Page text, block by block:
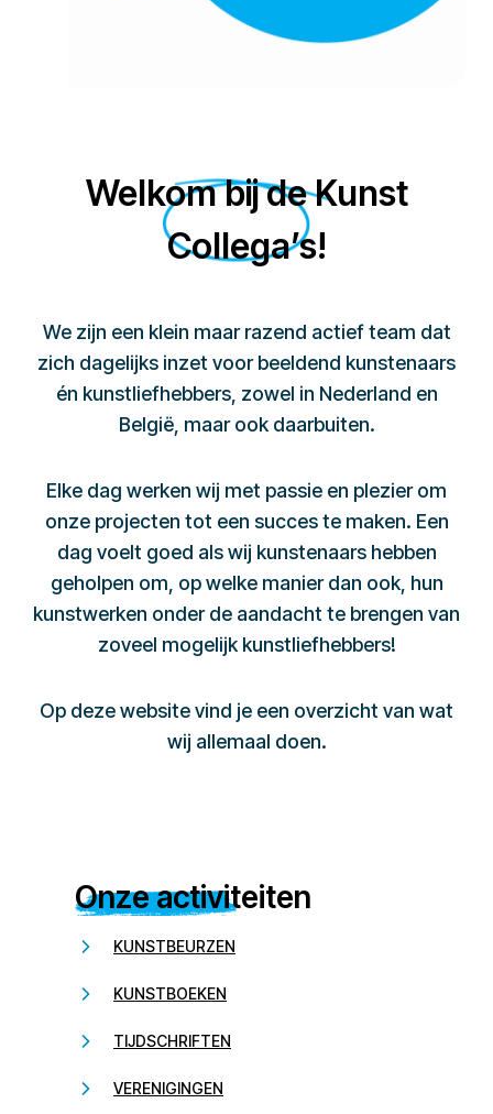
Welkom bij de Kunst
Collega’s!
We zijn een klein maar razend actief team dat
zich dagelijks inzet voor beeldend kunstenaars
én kunstliefhebbers, zowel in Nederland en
België, maar ook daarbuiten.
Elke dag werken wij met passie en plezier om
onze projecten tot een succes te maken. Een
dag voelt goed als wij kunstenaars hebben
geholpen om, op welke manier dan ook, hun
kunstwerken onder de aandacht te brengen van
zoveel mogelijk kunstliefhebbers!
Op deze website vind je een overzicht van wat
wij allemaal doen.
Onze activiteiten
KUNSTBEURZEN
KUNSTBOEKEN
TIJDSCHRIFTEN
VERENIGINGEN